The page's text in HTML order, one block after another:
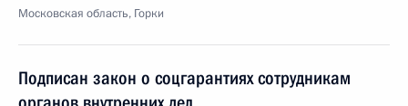
Московская область, Горки
Подписан закон о соцгарантиях сотрудникам